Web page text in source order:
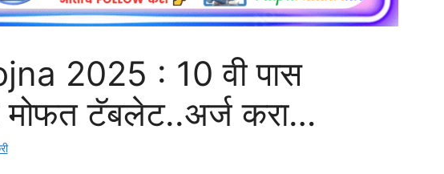
2025 : 10 वी पास
मोफत टॅबलेट..अर्ज करा…